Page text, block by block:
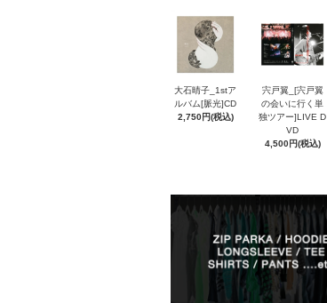
大石晴子_1stア
ルバム[脈光]CD
2,750円(税込)
宍戸翼_[宍戸翼
の会いに行く単
独ツアー]LIVE D
VD
4,500円(税込)